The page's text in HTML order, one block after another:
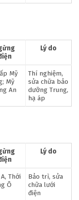
Lý do
Mỹ
Mỹ
An
Thí nghiệm,
sửa chữa bảo
dưỡng Trung,
hạ áp
Lý do
Thới
Ô
Bảo trì, sửa
chữa lưới
điện